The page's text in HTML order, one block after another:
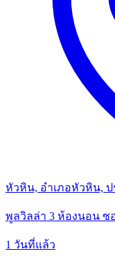
หัวหิน, อำเภอหัวหิน,
พูลวิลล่า 3 ห้องนอน ซ
1 วันที่แล้ว